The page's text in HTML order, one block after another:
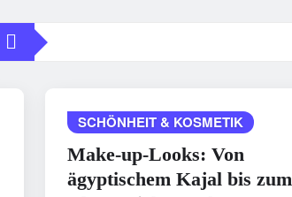
SCHÖNHEIT & KOSMETIK
Make-up-Looks: Von
ägyptischem Kajal bis zum